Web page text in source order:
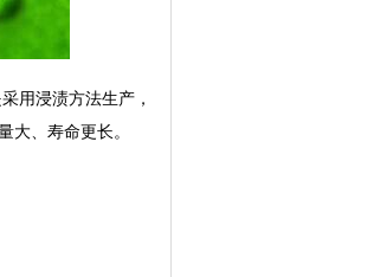
用浸渍方法生产，
大、寿命更长。